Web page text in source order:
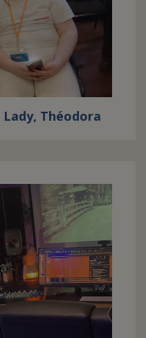
Théodora